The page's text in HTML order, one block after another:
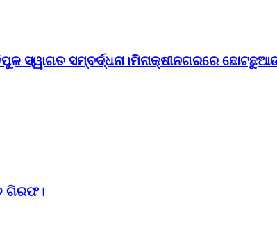
ସ୍ୱାଗତ ସମ୍ବର୍ଦ୍ଧନା।ମିନାକ୍ଷୀନଗରରେ
ଗିରଫ।